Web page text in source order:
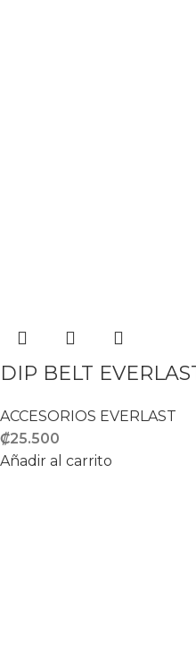
DIP BELT
ACCESORIOS EVERLAST
₡25.500
Añadir al carrito